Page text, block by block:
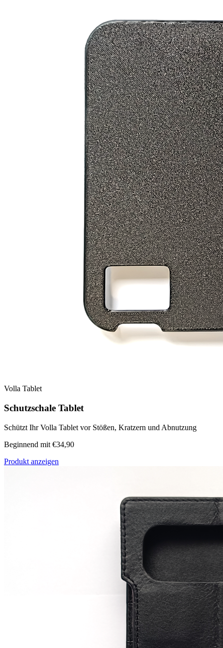
Volla Tablet
Schutzschale Tablet
Schützt Ihr Volla Tablet vor Stößen, Kratzern und Abnutzung
Beginnend mit €34,90
Produkt anzeigen